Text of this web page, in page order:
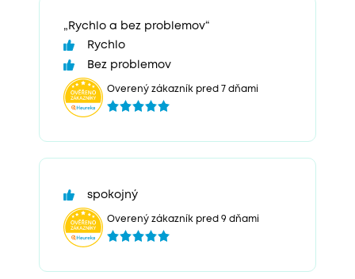
„Rychlo a bez problemov“
Rychlo
Bez problemov
Overený zákazník pred 7 dňami
spokojný
Overený zákazník pred 9 dňami